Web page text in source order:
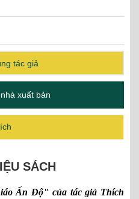
tác giả
xuất bản
SÁCH
Ấn Độ" của tác giả Thích